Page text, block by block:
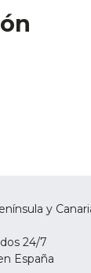
y
24/7
España